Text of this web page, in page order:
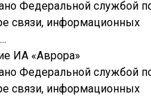
Федеральной службой
связи, информационных
ИА «Аврора»
Федеральной службой
связи, информационных